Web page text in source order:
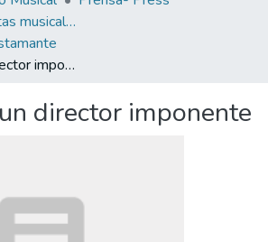
Críticos y cronistas musicales
Deruscha, un director imponente
director imponente